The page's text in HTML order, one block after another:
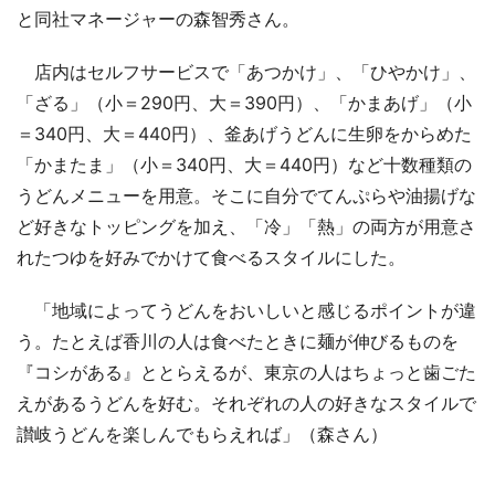
と同社マネージャーの森智秀さん。
店内はセルフサービスで「あつかけ」、「ひやかけ」、
「ざる」（小＝290円、大＝390円）、「かまあげ」（小
＝340円、大＝440円）、釜あげうどんに生卵をからめた
「かまたま」（小＝340円、大＝440円）など十数種類の
うどんメニューを用意。そこに自分でてんぷらや油揚げな
ど好きなトッピングを加え、「冷」「熱」の両方が用意さ
れたつゆを好みでかけて食べるスタイルにした。
「地域によってうどんをおいしいと感じるポイントが違
う。たとえば香川の人は食べたときに麺が伸びるものを
『コシがある』ととらえるが、東京の人はちょっと歯ごた
えがあるうどんを好む。それぞれの人の好きなスタイルで
讃岐うどんを楽しんでもらえれば」（森さん）